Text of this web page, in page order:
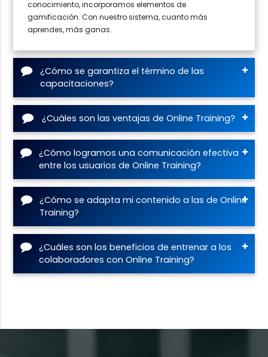
conocimiento, incorporamos elementos de
gamificación. Con nuestro sistema, cuanto más
aprendes, más ganas.
¿Cómo se garantiza el término de las
capacitaciones?
¿Cuáles son las ventajas de Online Training?
¿Cómo logramos una comunicación efectiva
entre los usuarios de Online Training?
¿Cómo se adapta mi contenido a las de Online
Training?
¿Cuáles son los beneficios de entrenar a los
colaboradores con Online Training?